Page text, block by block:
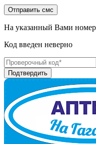
На указанный Вами
Код введен неверно